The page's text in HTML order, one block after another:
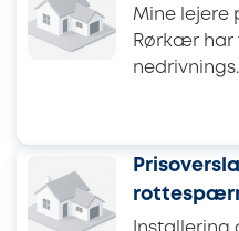
Mine lejere
Rørkær har